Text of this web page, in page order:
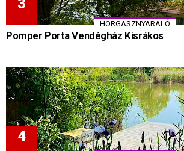
HORGÁSZNYARALÓ
Pomper Porta Vendégház Kisrákos